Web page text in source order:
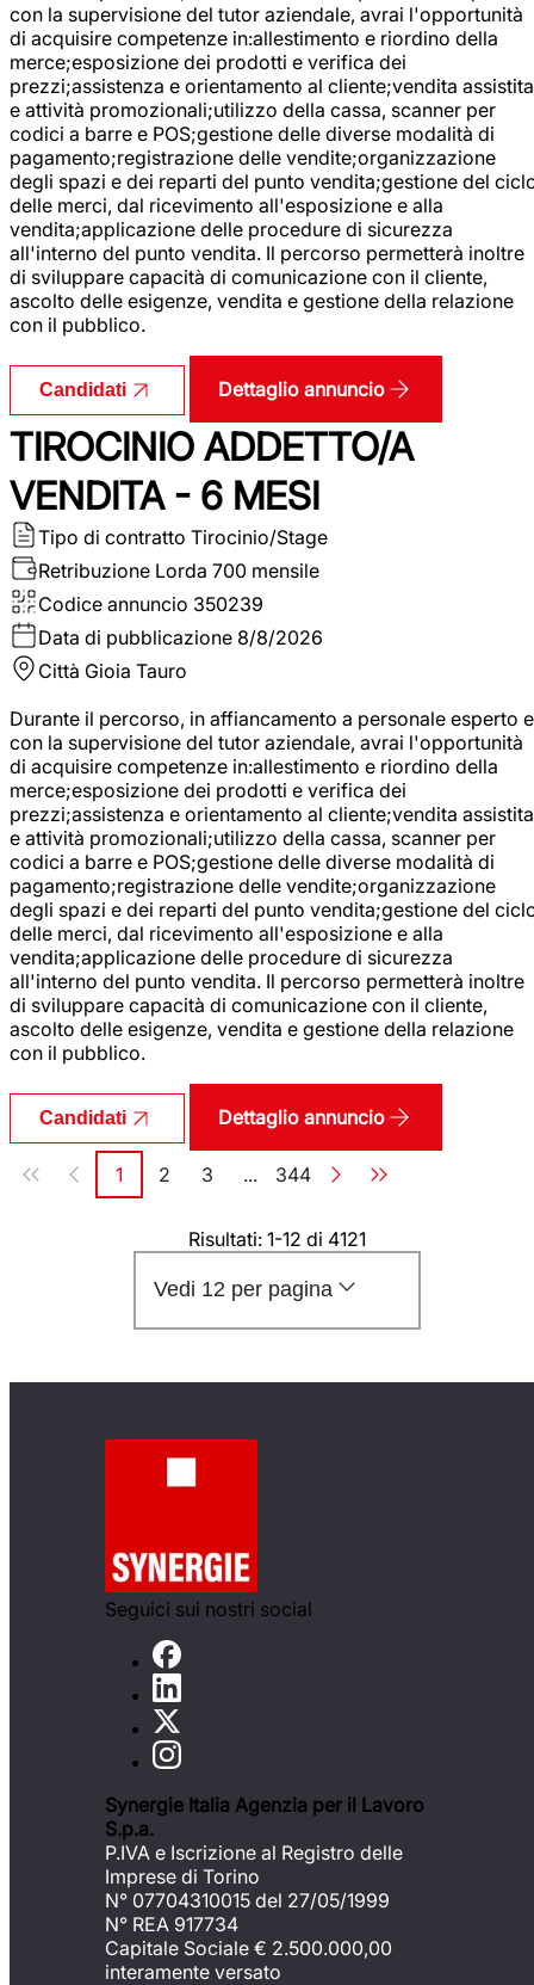
con la supervisione del tutor aziendale, avrai l'opportunità
di acquisire competenze in:allestimento e riordino della
merce;esposizione dei prodotti e verifica dei
prezzi;assistenza e orientamento al cliente;vendita assistita
e attività promozionali;utilizzo della cassa, scanner per
codici a barre e POS;gestione delle diverse modalità di
pagamento;registrazione delle vendite;organizzazione
degli spazi e dei reparti del punto vendita;gestione del
delle merci, dal ricevimento all'esposizione e alla
vendita;applicazione delle procedure di sicurezza
all'interno del punto vendita. Il percorso permetterà inoltre
di sviluppare capacità di comunicazione con il cliente,
ascolto delle esigenze, vendita e gestione della relazione
con il pubblico.
Candidati Dettaglio annuncio
TIROCINIO ADDETTO/A
VENDITA - 6 MESI
Tipo di contratto Tirocinio/Stage
Retribuzione Lorda 700 mensile
Codice annuncio 350239
Data di pubblicazione 8/8/2026
Città Gioia Tauro
Durante il percorso, in affiancamento a personale esperto e
con la supervisione del tutor aziendale, avrai l'opportunità
di acquisire competenze in:allestimento e riordino della
merce;esposizione dei prodotti e verifica dei
prezzi;assistenza e orientamento al cliente;vendita assistita
e attività promozionali;utilizzo della cassa, scanner per
codici a barre e POS;gestione delle diverse modalità di
pagamento;registrazione delle vendite;organizzazione
degli spazi e dei reparti del punto vendita;gestione del
delle merci, dal ricevimento all'esposizione e alla
vendita;applicazione delle procedure di sicurezza
all'interno del punto vendita. Il percorso permetterà inoltre
di sviluppare capacità di comunicazione con il cliente,
ascolto delle esigenze, vendita e gestione della relazione
con il pubblico.
Candidati Dettaglio annuncio
Paginazione
Pagina
1 Pagina
2 Pagina
3 ... Pagina
344
Risultati: 1-12 di 4121
Vedi 12 per pagina
Seguici sui nostri social
Synergie Italia Agenzia per il Lavoro
S.p.a.
P.IVA e Iscrizione al Registro delle
Imprese di Torino
N° 07704310015 del 27/05/1999
N° REA 917734
Capitale Sociale € 2.500.000,00
interamente versato